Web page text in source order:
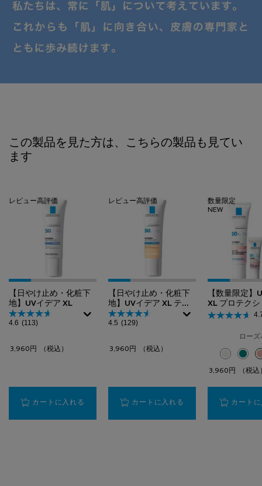
この製品を見た方は、こちらの製品も見てい
ます
レビュー高評価
【日やけ止め・化粧下
地】UVイデア XL
4.6 (113)
3,960円 （税込）
カートに入れる 【日やけ止め・化粧下地】UVイデア XL
レビュー高評価
【日やけ止め・化粧下
地】UVイデア XL ティ
ント
4.5 (129)
3,960円 （税込）
カートに入れる 【日やけ止め・化粧
数量限定
NEW
【数量限定】
XL プロテク
ンアップ 美容
ローズ
選択済み
ホワイト
選択
クリ
3,960円 （税込
カート